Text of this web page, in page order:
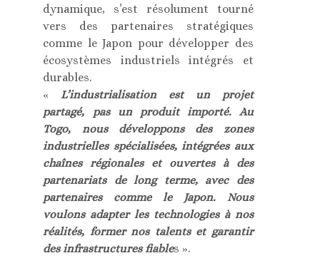
dynamique, s’est résolument tourné
vers des partenaires stratégiques
comme le Japon pour développer des
écosystèmes industriels intégrés et
durables.
«L’industrialisation est un projet
partagé, pas un produit importé. Au
Togo, nous développons des zones
industrielles spécialisées, intégrées aux
chaînes régionales et ouvertes à des
partenariats de long terme, avec des
partenaires comme le Japon. Nous
voulons adapter les technologies à nos
réalités, former nos talents et garantir
des infrastructures fiables ».